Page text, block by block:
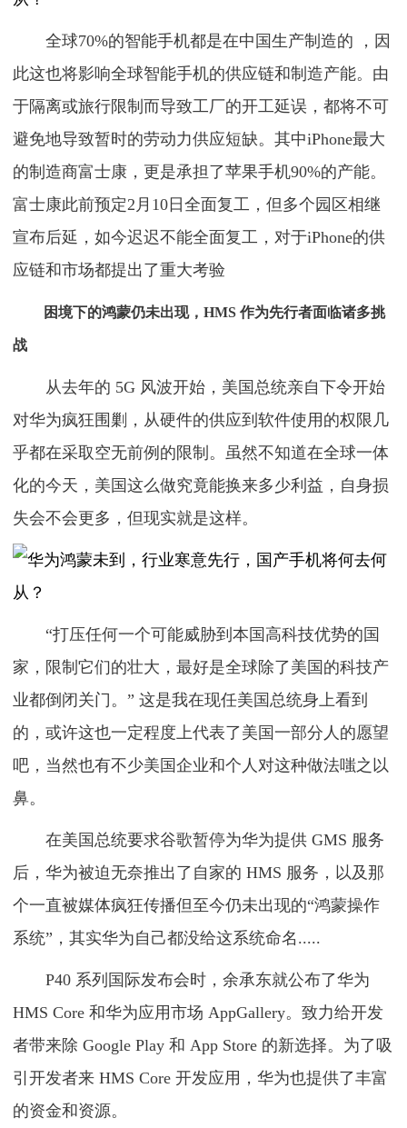
全球70%的智能手机都是在中国生产制造的 ，因
此这也将影响全球智能手机的供应链和制造产能。由
于隔离或旅行限制而导致工厂的开工延误，都将不可
避免地导致暂时的劳动力供应短缺。其中iPhone最大
的制造商富士康，更是承担了苹果手机90%的产能。
富士康此前预定2月10日全面复工，但多个园区相继
宣布后延，如今迟迟不能全面复工，对于iPhone的供
应链和市场都提出了重大考验
困境下的鸿蒙仍未出现，HMS 作为先行者面临诸多挑
战
从去年的 5G 风波开始，美国总统亲自下令开始
对华为疯狂围剿，从硬件的供应到软件使用的权限几
乎都在采取空无前例的限制。虽然不知道在全球一体
化的今天，美国这么做究竟能换来多少利益，自身损
失会不会更多，但现实就是这样。
“打压任何一个可能威胁到本国高科技优势的国
家，限制它们的壮大，最好是全球除了美国的科技产
业都倒闭关门。” 这是我在现任美国总统身上看到
的，或许这也一定程度上代表了美国一部分人的愿望
吧，当然也有不少美国企业和个人对这种做法嗤之以
鼻。
在美国总统要求谷歌暂停为华为提供 GMS 服务
后，华为被迫无奈推出了自家的 HMS 服务，以及那
个一直被媒体疯狂传播但至今仍未出现的“鸿蒙操作
系统”，其实华为自己都没给这系统命名.....
P40 系列国际发布会时，余承东就公布了华为
HMS Core 和华为应用市场 AppGallery。致力给开发
者带来除 Google Play 和 App Store 的新选择。为了吸
引开发者来 HMS Core 开发应用，华为也提供了丰富
的资金和资源。